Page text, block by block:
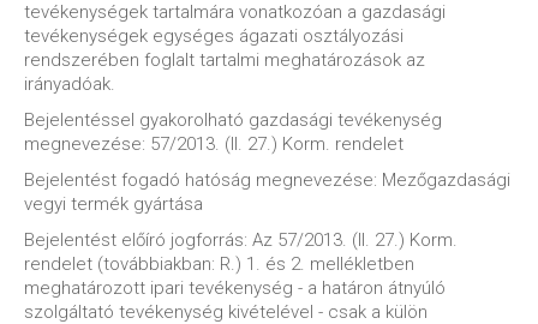
tevékenységek tartalmára vonatkozóan a gazdasági
tevékenységek egységes ágazati osztályozási
rendszerében foglalt tartalmi meghatározások az
irányadóak.
Bejelentéssel gyakorolható gazdasági tevékenység
megnevezése: 57/2013. (II. 27.) Korm. rendelet
Bejelentést fogadó hatóság megnevezése: Mezőgazdasági
vegyi termék gyártása
Bejelentést előíró jogforrás: Az 57/2013. (II. 27.) Korm.
rendelet (továbbiakban: R.) 1. és 2. mellékletben
meghatározott ipari tevékenység - a határon átnyúló
szolgáltató tevékenység kivételével - csak a külön